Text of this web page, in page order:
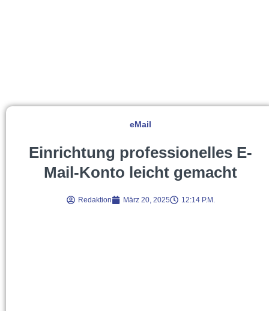
eMail
Einrichtung professionelles E-
Mail-Konto leicht gemacht
Redaktion März 20, 2025 12:14 P.m.